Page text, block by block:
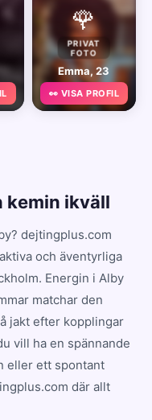
🌹
PRIVAT
FOTO
Emma, 23
👀 VISA PROFIL
kemin ikväll
dejtingplus.com
och äventyrliga
Energin i Alby
matchar den
jakt efter kopplingar
vill ha en spännande
eller ett spontant
där allt